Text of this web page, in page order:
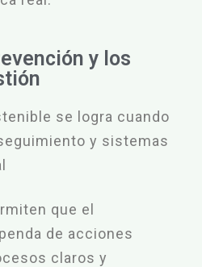
y los
se logra cuando
y sistemas
que el
de acciones
claros y